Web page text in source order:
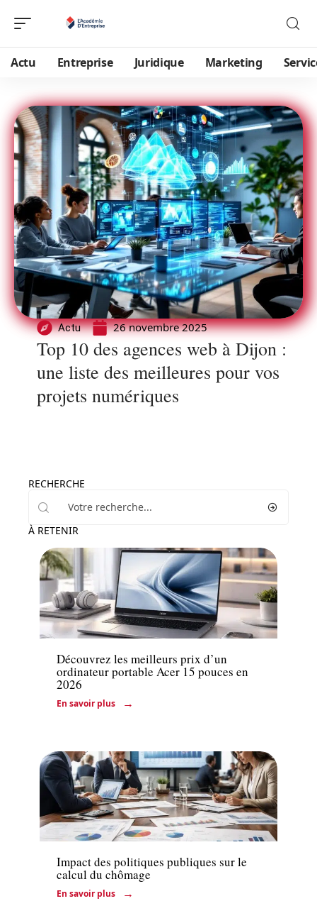
Actu Entreprise Juridique Marketing
Actu 26 novembre 2025
Top 10 des agences web à Dijon :
une liste des meilleures pour vos
projets numériques
RECHERCHE
À RETENIR
Actu
Découvrez les meilleurs prix d’un
ordinateur portable Acer 15 pouces en
2026
En savoir plus
Entreprise
Impact des politiques publiques sur le
calcul du chômage
En savoir plus